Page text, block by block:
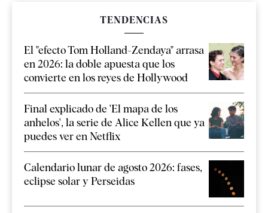
TENDENCIAS
El "efecto Tom Holland-Zendaya" arrasa
en 2026: la doble apuesta que los
convierte en los reyes de Hollywood
Final explicado de 'El mapa de los
anhelos', la serie de Alice Kellen que ya
puedes ver en Netflix
Calendario lunar de agosto 2026: fases,
eclipse solar y Perseidas